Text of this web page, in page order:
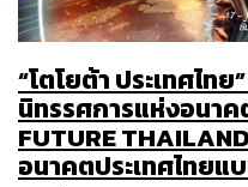
“โตโยต้า ประเทศไท
นิทรรศการแห่งอนาค
FUTURE
อนาคตประเทศไทย